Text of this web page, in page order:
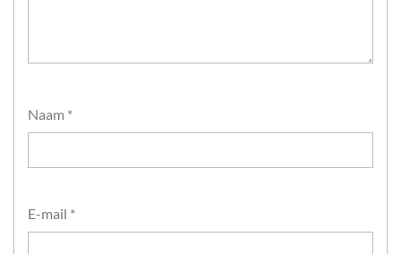
Naam *
E-mail *